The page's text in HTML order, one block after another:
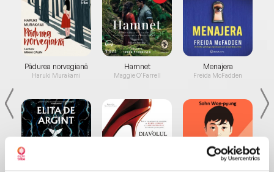
Pădurea norvegiană
Haruki Murakami
Hamnet
Maggie O'Farrell
Menajera
Freida McFadden